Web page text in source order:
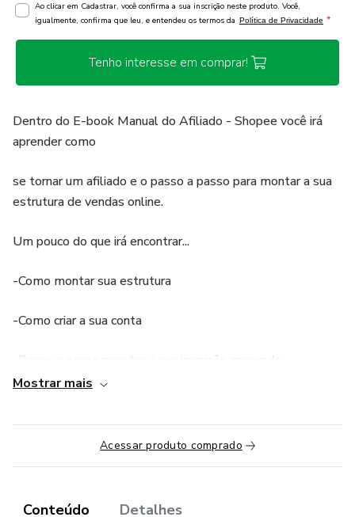
Ao clicar em Cadastrar, você confirma a sua inscrição neste produto. Você,
igualmente, confirma que leu, e entendeu os termos da Política de Privacidade *
Tenho interesse em comprar!
Dentro do E-book Manual do Afiliado - Shopee você irá
aprender como
se tornar um afiliado e o passo a passo para montar a sua
estrutura de vendas online.
Um pouco do que irá encontrar...
-Como montar sua estrutura
-Como criar a sua conta
-Passo a passo para ter a sua inscrição aprovada
-Como funciona os Links de afiliado (link para produtos,
-Como achar vídeos na plataforma
Mostrar mais
Acessar produto comprado
Conteúdo Detalhes